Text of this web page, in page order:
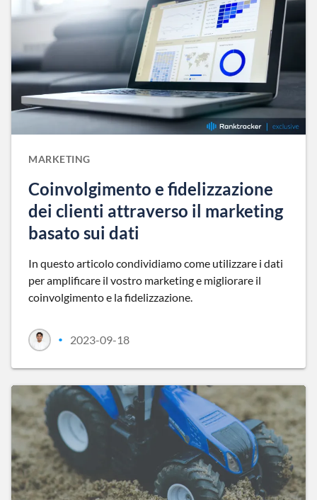
MARKETING
Coinvolgimento e fidelizzazione
dei clienti attraverso il marketing
basato sui dati
In questo articolo condividiamo come utilizzare i dati
per amplificare il vostro marketing e migliorare il
coinvolgimento e la fidelizzazione.
• 2023-09-18